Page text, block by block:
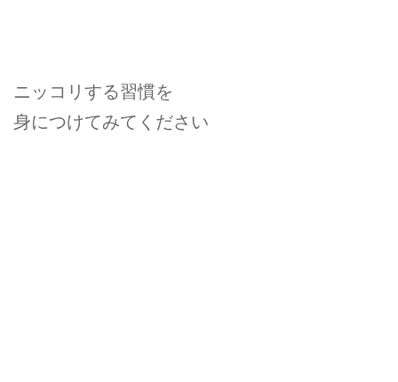
ニッコリする習慣を
身につけてみてください